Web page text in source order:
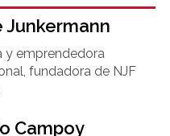
Junkermann​
y emprendedora
fundadora de NJF
Campoy​